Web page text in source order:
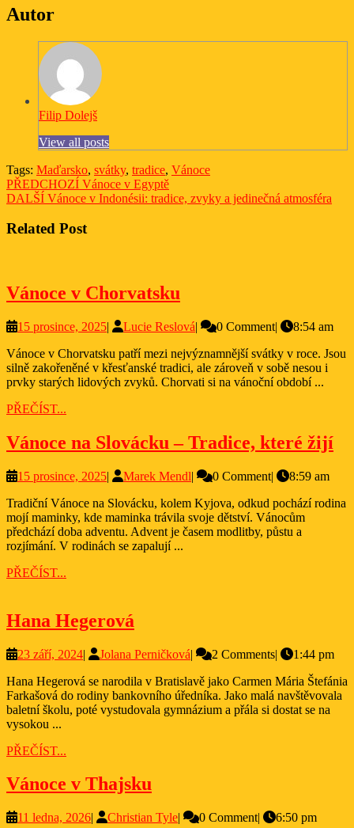
Autor
Filip Dolejš
View all posts
Tags: Maďarsko, svátky, tradice, Vánoce
Navigace
pro
příspěvek
PŘEDCHOZÍ Previous
post:
Vánoce v Egyptě
DALŠÍ Next
Vánoce v Indonésii: tradice, zvyky a jedinečná atmosféra
Related Post
Vánoce v Chorvatsku
Chorvatsku
15 prosince, 202515
2025
| Lucie ReslováLucie
| 0 Comment|
8:54 am
Vánoce v Chorvatsku patří mezi nejvýznamnější svátky v roce. Jsou
silně zakořeněné v křesťanské tradici, ale zároveň v sobě nesou i
prvky starých lidových zvyků. Chorvati si na vánoční období ...
PŘEČÍST...
Vánoce na Slovácku – Tradice, které žijí
–
15 prosince, 202515
2025
| Marek MendlMarek
| 0 Comment|
8:59 am
Tradiční Vánoce na Slovácku, kolem Kyjova, odkud pochází rodina
mojí maminky, kde maminka trávila svoje dětství. Vánocům
předchází doba adventu. Advent je časem modlitby, půstu a
rozjímání. V rodinách se zapalují ...
PŘEČÍST...
Hana Hegerová
23 září, 202423
2024
| Jolana PerničkováJolana
| 2 Comments|
1:44 pm
Hana Hegerová se narodila v Bratislavě jako Carmen Mária Štefánia
Farkašová do rodiny bankovního úředníka. Jako malá navštěvovala
baletní školu, poté vystudovala gymnázium a přála si dostat se na
vysokou ...
PŘEČÍST...
Vánoce v Thajsku
11 ledna, 202611
| Christian TyleChristian
| 0 Comment| 6:50 pm